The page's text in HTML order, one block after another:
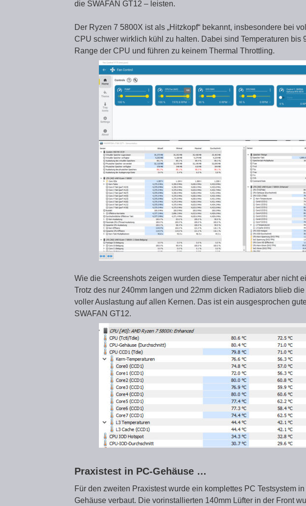
die SWAFAN GT12 – leisten.
Der Ryzen 7 5800X ist als „Hitzkopf“ bekannt, insbesondere bei
CPU schwer wirklich kühl zu halten. Dabei sind Temperaturen bis
Range der CPU und führen zu keinem Thermal Throttling.
Wie die Screenshots zeigen wurden diese Temperatur aber nicht
Trotz des nur 240mm langen und 22mm dicken Radiators blieb
voller Auslastung auf allen Kernen. Das ist ein ausgesprochen
SWAFAN GT12.
Praxistest in PC-Gehäuse …
Für den zweiten Praxistest wurde ein komplettes PC Testsystem
Gehäuse verbaut. Die vorinstallierten 140mm Lüfter in der Front